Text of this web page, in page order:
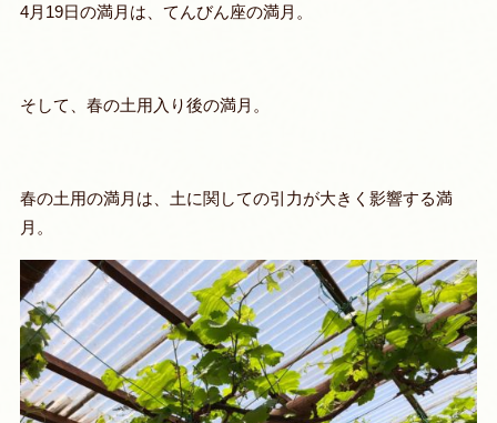
4月19日の満月は、てんびん座の満月。
そして、春の土用入り後の満月。
春の土用の満月は、土に関しての引力が大きく影響する満
月。